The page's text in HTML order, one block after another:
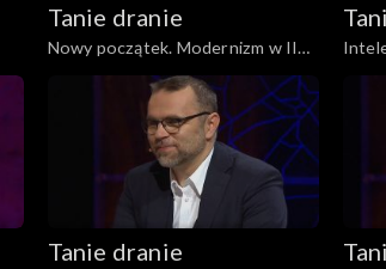
Tanie dranie
Nowy początek. Modernizm w II
Rzeczpospolitej
Tanie dranie